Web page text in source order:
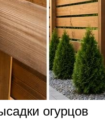
огурцов